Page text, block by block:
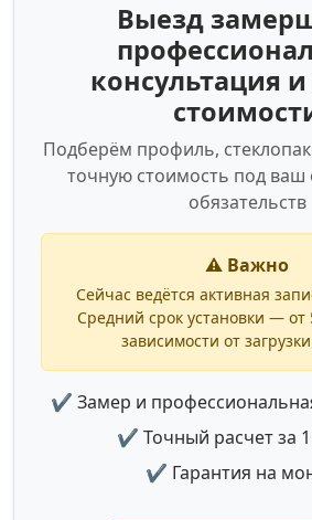
Выезд
консультация и
Подберём профиль,
точную стоимость под ваш
обязательств
⚠️ Важно
Сейчас ведётся активная
Средний срок установки — от
зависимости от
✔ Замер и
✔ Точный расчет за
✔ Гарантия на